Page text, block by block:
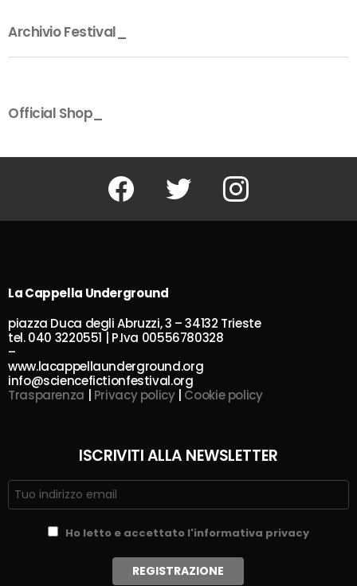
Archivio Festival_
Official Shop_
Facebook Twitter Instagram
La Cappella Underground
piazza Duca degli Abruzzi, 3 – 34132 Trieste
tel. 040 3220551 | P.Iva 00556780328
–
www.lacappellaunderground.org
info@sciencefictionfestival.org
Trasparenza
Privacy policy| Cookie policy
ISCRIVITI ALLA NEWSLETTER
Ho letto e accettato l'informativa privacy